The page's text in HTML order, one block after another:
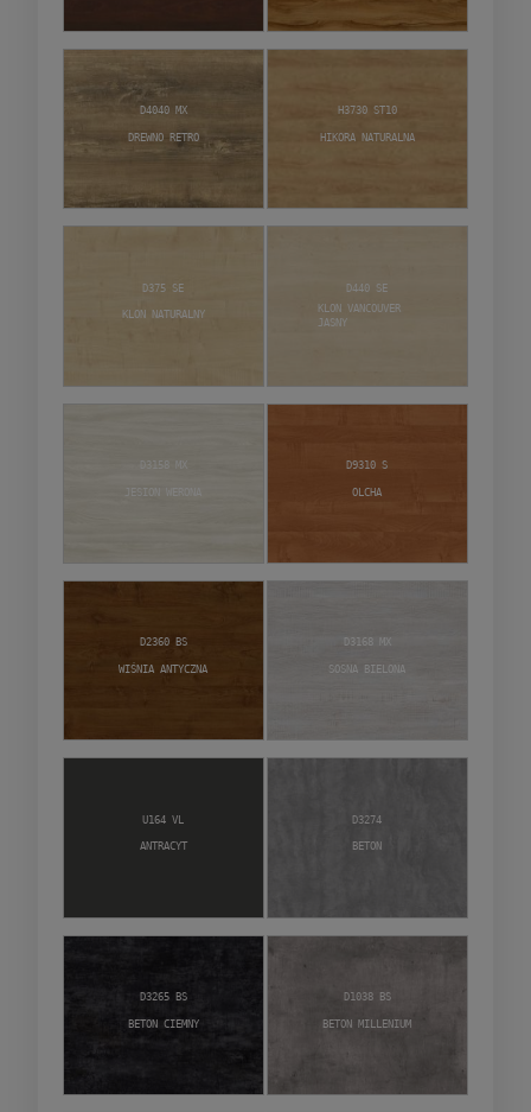
Drewno retro
D4040 MX
Hikora naturalna
H3730 ST10
Klon naturalny
D375 SE
Klon Vancouver
jasny
D440 SE
Jesion Werona
D3158 MX
Olcha
D9310 S
Wiśnia Antyczna
D2360 BS
Sosna Bielona
D3168 MX
Antracyt
U164 VL
Beton
D3274
Beton Ciemny
D3265 BS
Beton Millenium
D1038 BS